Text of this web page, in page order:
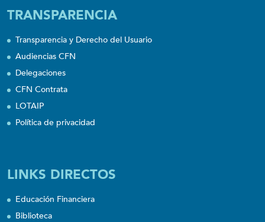
TRANSPARENCIA
Transparencia y Derecho del Usuario
Audiencias CFN
Delegaciones
CFN Contrata
LOTAIP
Política de privacidad
LINKS DIRECTOS
Educación Financiera
Biblioteca